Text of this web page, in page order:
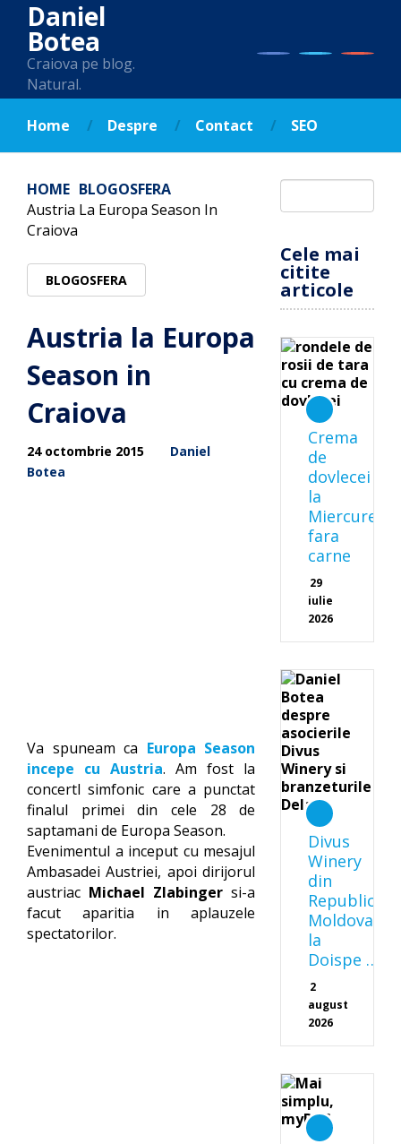
Daniel
Botea
Craiova pe blog.
Natural.
Home Despre Contact SEO
HOME BLOGOSFERA
Austria La Europa Season In
Craiova
BLOGOSFERA
Austria la Europa
Season in
Craiova
24 octombrie 2015
Daniel
Botea
Va spuneam ca Europa Season
incepe cu Austria. Am fost la
concertl simfonic care a punctat
finalul primei din cele 28 de
saptamani de Europa Season.
Evenimentul a inceput cu mesajul
Ambasadei Austriei, apoi dirijorul
austriac Michael Zlabinger si-a
facut aparitia in aplauzele
spectatorilor.
Cele mai
citite
articole
Crema
de
dovlecei
la
Miercurea
fara
carne
29
iulie
2026
Divus
Winery
din
Republica
Moldova
la
Doispe …
2
august
2026